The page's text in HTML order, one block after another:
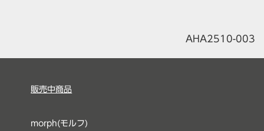
AHA2510-003
販売中商品
morph(モルフ)